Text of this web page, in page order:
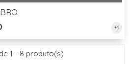
+5
1 - 8 produto(s)